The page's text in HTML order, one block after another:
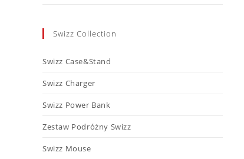
Swizz Collection
Swizz Case&Stand
Swizz Charger
Swizz Power Bank
Zestaw Podróżny Swizz
Swizz Mouse